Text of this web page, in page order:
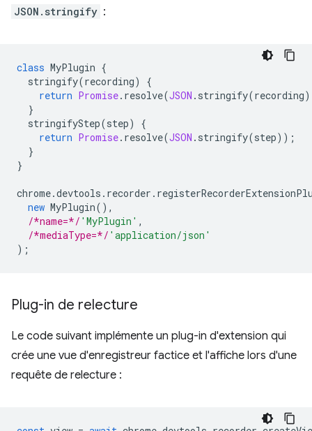
JSON.stringify :
class MyPlugin {
stringify(recording)
{
return Promise. resolve(JSON . stringify(recording
}
stringifyStep(step)
{
return Promise. resolve(JSON . stringify(step));
}
}
chrome.devtools . recorder .
new MyPlugin(),
/*name=*/ 'MyPlugin' ,
/*mediaType=*/ 'application/json'
);
Plug-in de relecture
Le code suivant implémente un plug-in d'extension qui
crée une vue d'enregistreur factice et l'affiche lors d'une
requête de relecture :